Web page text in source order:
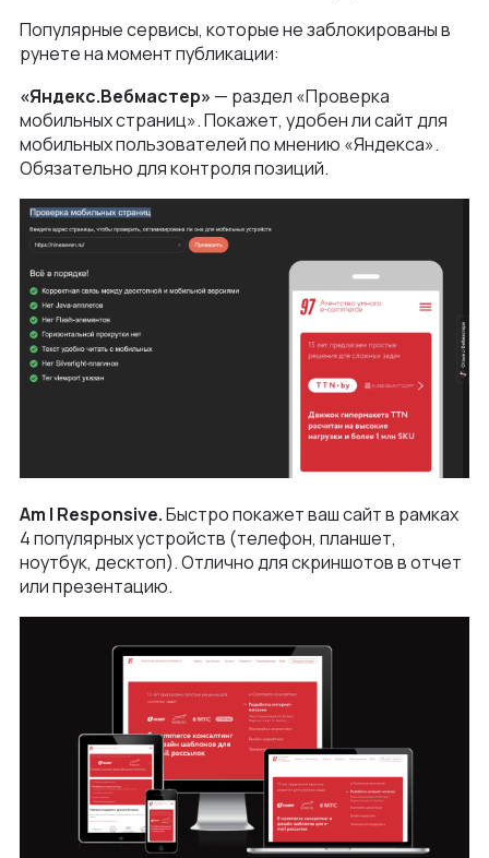
Популярные сервисы, которые не заблокированы в
рунете на момент публикации:
«Яндекс.Вебмастер» — раздел «Проверка
мобильных страниц». Покажет, удобен ли сайт для
мобильных пользователей по мнению «Яндекса».
Обязательно для контроля позиций.
Am I Responsive.Быстро покажет ваш сайт в рамках
4 популярных устройств (телефон, планшет,
ноутбук, десктоп). Отлично для скриншотов в отчет
или презентацию.